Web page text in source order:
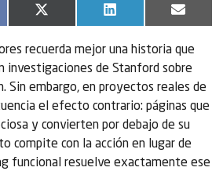
X
(Twitter)
LinkedIn Email
recuerda mejor una historia que
investigaciones de Stanford sobre
Sin embargo, en proyectos reales de
el efecto contrario: páginas que
y convierten por debajo de su
compite con la acción en lugar de
funcional resuelve exactamente ese